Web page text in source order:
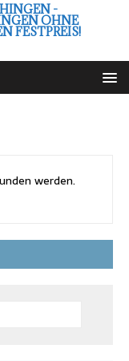
-
OHNE
FESTPREIS!
werden.